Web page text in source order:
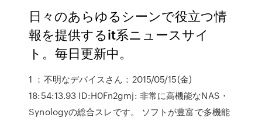
日々のあらゆるシーンで役立つ情
報を提供するit系ニュースサイ
ト。毎日更新中。
1 ：不明なデバイスさん：2015/05/15(金)
18:54:13.93 ID:H0Fn2gmj: 非常に高機能なNAS・
Synologyの総合スレです。 ソフトが豊富で多機能